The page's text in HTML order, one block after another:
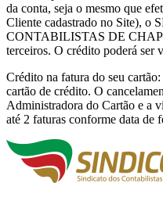
da conta, seja o mesmo que
Cliente cadastrado no Site),
CONTABILISTAS DE
terceiros. O crédito poderá ser
Crédito na fatura do seu
cartão de crédito. O
Administradora do Cartão e a
até 2 faturas conforme data de